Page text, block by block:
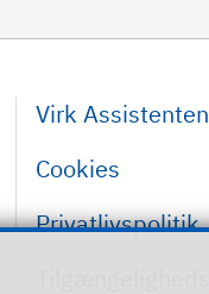
Virk Assistenten
Cookies
Privatlivspolitik